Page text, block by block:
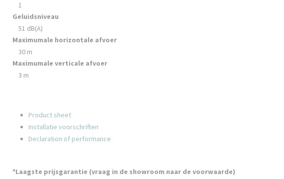
1
Geluidsniveau
51 dB(A)
Maximumale horizontale afvoer
30 m
Maximumale verticale afvoer
3 m
Product sheet
Installatie voorschriften
Declaration of performance
*Laagste prijsgarantie (vraag in de showroom naar de voorwaarde)